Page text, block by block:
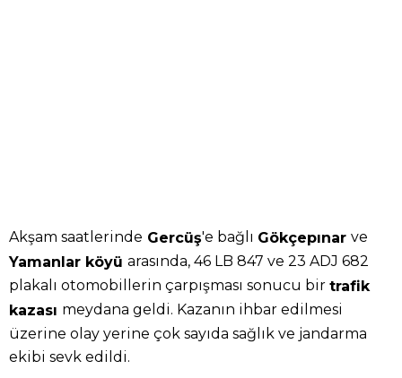
Akşam saatlerinde Gercüş'e bağlı Gökçepınar ve
Yamanlar köyü arasında, 46 LB 847 ve 23 ADJ 682
plakalı otomobillerin çarpışması sonucu bir trafik
kazası meydana geldi. Kazanın ihbar edilmesi
üzerine olay yerine çok sayıda sağlık ve jandarma
ekibi sevk edildi.